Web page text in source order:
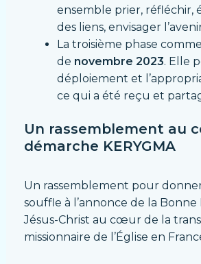
ensemble prier, réfléchir,
des liens, envisager
La troisième phase
de novembre 2023. Elle
déploiement et
ce qui a été reçu et
Un rassemblement au
démarche KERYGMA
Un rassemblement pour
souffle à l’annonce de la
Jésus-Christ au cœur de la
missionnaire de l’Église en